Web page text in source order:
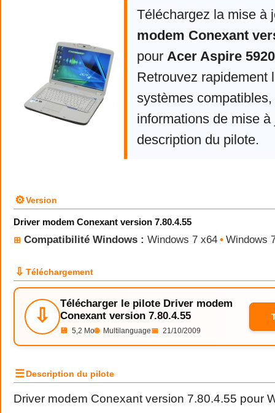
Téléchargez la mise à
modem Conexant
pour Acer Aspire
Retrouvez rapidement
systèmes compatibles,
informations de mise à
description du pilote.
⚙Version
Driver modem Conexant version 7.80.4.55
⊞ Compatibilité Windows : Windows 7 x64 • Windows
⇩ Téléchargement
⇩
Télécharger le pilote Driver modem
Conexant version 7.80.4.55
💾 5,2 Mo🌐 Multilanguage📅 21/10/2009
☰Description du pilote
Driver modem Conexant version 7.80.4.55 pour